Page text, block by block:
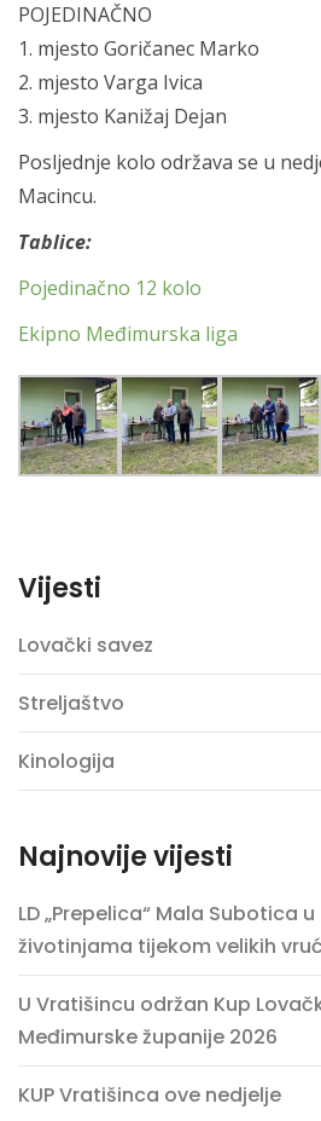
POJEDINAČNO
1. mjesto Goričanec Marko
2. mjesto Varga Ivica
3. mjesto Kanižaj Dejan
Posljednje kolo održava se u
Macincu.
Tablice:
Pojedinačno 12 kolo
Ekipno Međimurska liga
Vijesti
Lovački savez
Streljaštvo
Kinologija
Najnovije vijesti
LD „Prepelica“ Mala Subotica
životinjama tijekom velikih
U Vratišincu održan Kup
Međimurske županije 2026
KUP Vratišinca ove nedjelje